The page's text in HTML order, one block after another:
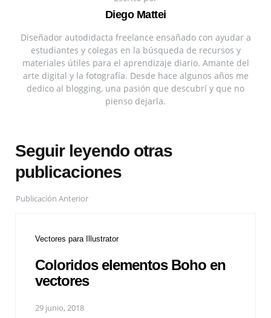
Diego Mattei
Diseñador autodidacta freelance ensañado con ayudar a
estudiantes y colegas en la búsqueda de recursos y
materiales útiles para el aprendizaje diario. Amante del
arte digital y la fotografía. Desde hace algunos años me
dedico al blogging, una pasión que descubrí y que no
pienso dejarla.
Seguir leyendo otras
publicaciones
Publicación Anterior
Vectores para Illustrator
Coloridos elementos Boho en
vectores
29 junio, 2018